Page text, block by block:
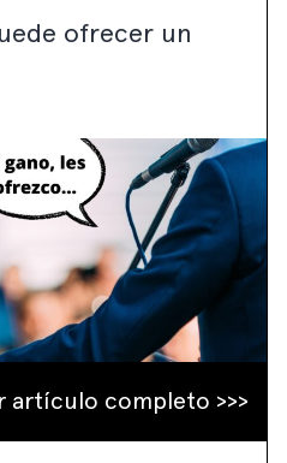
ofrecer un
artículo completo >>>